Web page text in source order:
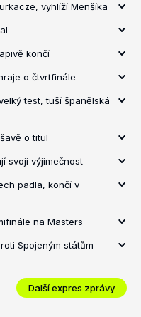
vyhlíží Menšíka
končí
o čtvrtfinále
test, tuší španělská
o titul
svoji výjimečnost
padla, končí v
na Masters
Spojeným státům
Další expres zprávy